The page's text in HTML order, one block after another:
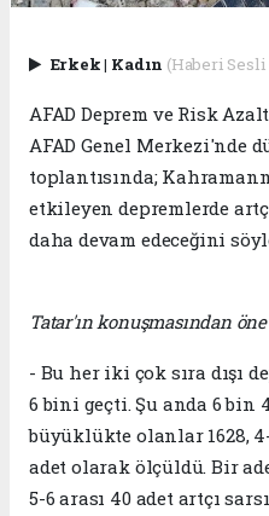
Erkek| Kadın (Haberi
AFAD Deprem ve Risk
AFAD Genel Merkezi'nde
toplantısında;
etkileyen depremlerde
daha devam edeceğini
Tatar'ın konuşmasından
- Bu her iki çok sıra dışı
6 bini geçti. Şu anda 6 bin
büyüklükte olanlar 1628, 4-
adet olarak ölçüldü. Bir
5-6 arası 40 adet artçı